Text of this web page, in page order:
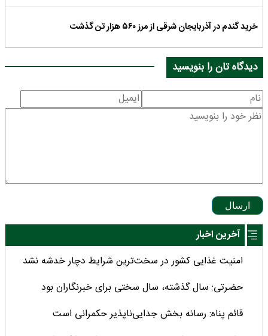
خرید گندم در آذربایجان شرقی از مرز ۵۶۰ هزار تن گذشت
دیدگاه تان را بنویسید
ارسال
آخرین اخبار
امنیت غذایی کشور در سخت‌ترین شرایط دچار خدشه نشد
حضرتی: سال گذشته، سال سختی برای خبرنگاران بود
قائم پناه: رسانه بخش جدایی‌ناپذیر حکمرانی است